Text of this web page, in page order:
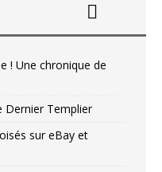
! Une chronique de
Dernier Templier
sur eBay et